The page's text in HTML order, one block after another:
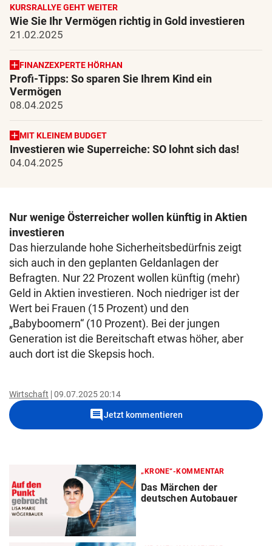
KURSRALLYE GEHT WEITER
Wie Sie Ihr Vermögen richtig in Gold investieren
21.02.2025
FINANZEXPERTE HÖRHAN
Profi-Tipps: So sparen Sie Ihrem Kind ein
Vermögen
08.04.2025
MIT KLEINEM BUDGET
Investieren wie Superreiche: SO lohnt sich das!
04.04.2025
Nur wenige Österreicher wollen künftig in Aktien
investieren
Das hierzulande hohe Sicherheitsbedürfnis zeigt
sich auch in den geplanten Geldanlagen der
Befragten. Nur 22 Prozent wollen künftig (mehr)
Geld in Aktien investieren. Noch niedriger ist der
Wert bei Frauen (15 Prozent) und den
„Babyboomern“ (10 Prozent). Bei der jungen
Generation ist die Bereitschaft etwas höher, aber
auch dort ist die Skepsis hoch.
Wirtschaft 09.07.2025 20:14
commentJetzt kommentieren
„KRONE“-KOMMENTAR
Das Märchen der
deutschen Autobauer